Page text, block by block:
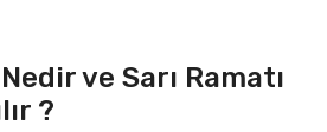
ve Sarı Ramatı
?